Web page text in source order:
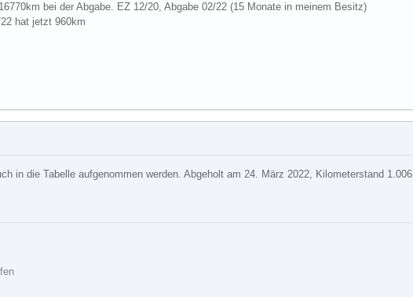
bei der Abgabe. EZ 12/20, Abgabe 02/22 (15 Monate in meinem Besitz)
hat jetzt 960km
in die Tabelle aufgenommen werden. Abgeholt am 24. März 2022, Kilometerstand 1.006.